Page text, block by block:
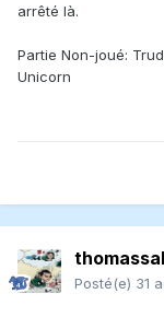
arrêté là.
Partie Non-joué:
Unicorn
Posté(e) 31